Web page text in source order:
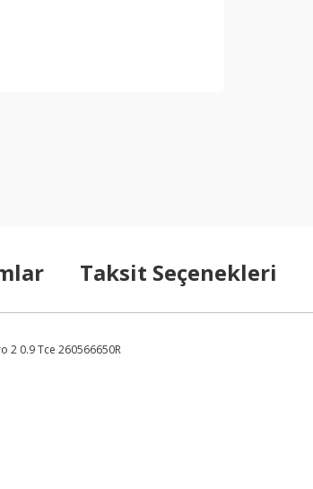
Taksit Seçenekleri
2 0.9 Tce 260566650R